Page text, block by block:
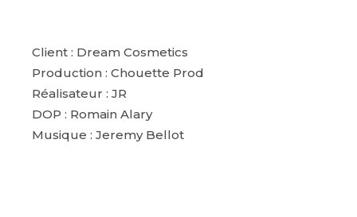
Client : Dream Cosmetics
Production : Chouette Prod
Réalisateur : JR
DOP : Romain Alary
Musique : Jeremy Bellot